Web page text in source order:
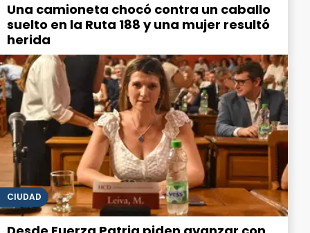
Una camioneta chocó contra un caballo
suelto en la Ruta 188 y una mujer resultó
herida
CIUDAD